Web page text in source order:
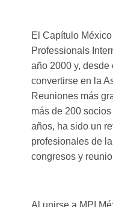
El Capítulo
Professionals
año 2000 y, desde
convertirse en la
Reuniones más
más de 200
años, ha sido un
profesionales de
congresos y
Al unirse a MPI